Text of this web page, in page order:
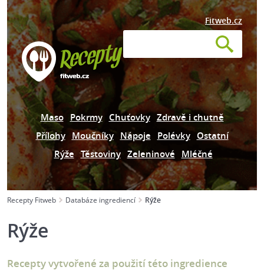
Fitweb.cz
Maso Pokrmy Chuťovky Zdravě i chutně
Přílohy Moučníky Nápoje Polévky Ostatní
Rýže Těstoviny Zeleninové Mléčné
Recepty Fitweb Databáze ingrediencí Rýže
Rýže
Recepty vytvořené za použití této ingredience